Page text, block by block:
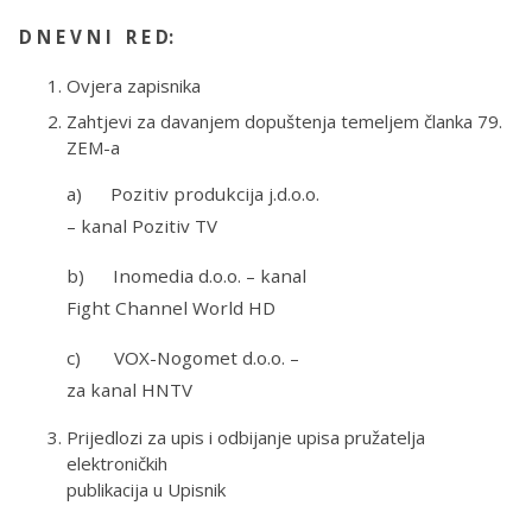
D N E V N I R E D:
Ovjera zapisnika
Zahtjevi za davanjem dopuštenja temeljem članka 79.
ZEM-a
a) Pozitiv produkcija j.d.o.o.
– kanal Pozitiv TV
b) Inomedia d.o.o. – kanal
Fight Channel World HD
c) VOX-Nogomet d.o.o. –
za kanal HNTV
Prijedlozi za upis i odbijanje upisa pružatelja
elektroničkih
publikacija u Upisnik